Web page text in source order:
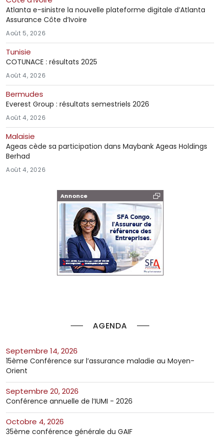
Annonce
AGENDA
septembre 14, 2026
15ème Conférence sur l’assurance maladie au Moyen-
Orient
septembre 20, 2026
Conférence annuelle de l’IUMI - 2026
octobre 4, 2026
35ème conférence générale du GAIF
Atlanta e-sinistre la nouvelle plateforme digitale d’Atlanta
Assurance Côte d’Ivoire
Août 5, 2026
Tunisie
COTUNACE : résultats 2025
Août 4, 2026
Bermudes
Everest Group : résultats semestriels 2026
Août 4, 2026
Malaisie
Ageas cède sa participation dans Maybank Ageas Holdings
Berhad
Août 4, 2026